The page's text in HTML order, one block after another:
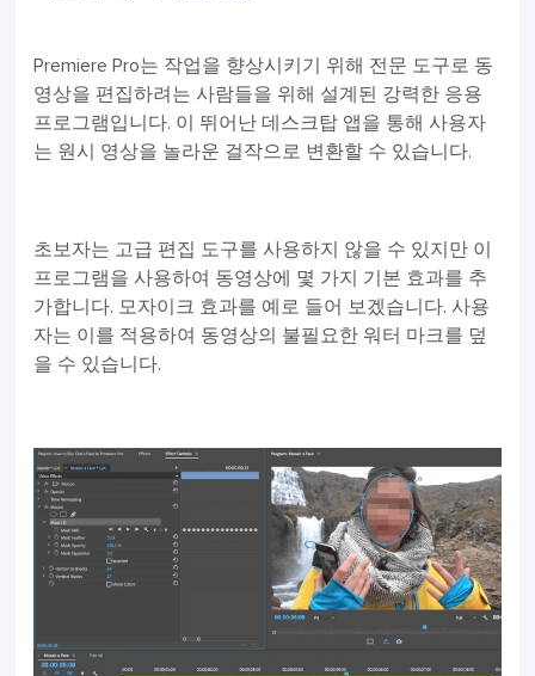
Premiere Pro는 작업을 향상시키기 위해 전문 도구로 동
영상을 편집하려는 사람들을 위해 설계된 강력한 응용
프로그램입니다. 이 뛰어난 데스크탑 앱을 통해 사용자
는 원시 영상을 놀라운 걸작으로 변환할 수 있습니다.
초보자는 고급 편집 도구를 사용하지 않을 수 있지만 이
프로그램을 사용하여 동영상에 몇 가지 기본 효과를 추
가합니다. 모자이크 효과를 예로 들어 보겠습니다. 사용
자는 이를 적용하여 동영상의 불필요한 워터 마크를 덮
을 수 있습니다.